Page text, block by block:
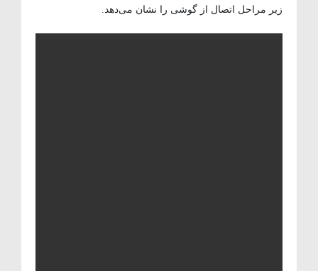
زیر مراحل اتصال از گوشی را نشان می‌دهد.